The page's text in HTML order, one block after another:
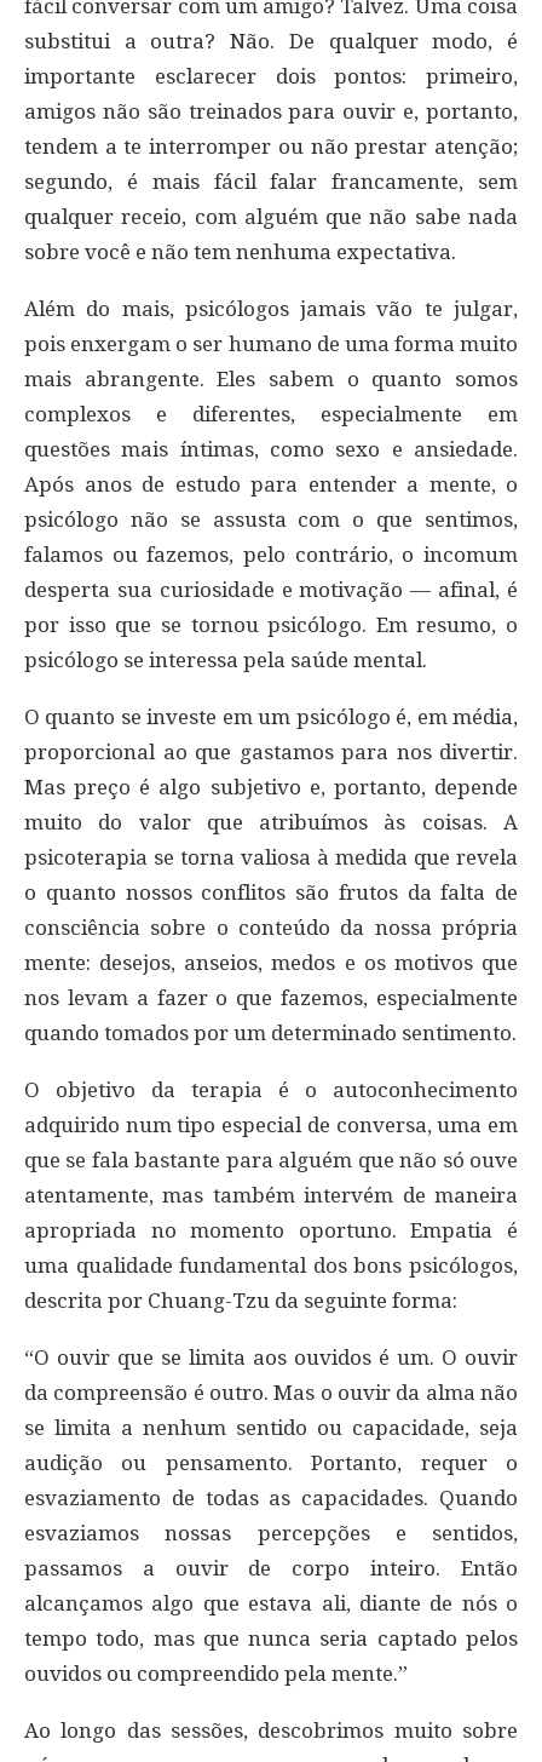
fácil conversar com um amigo? Talvez. Uma coisa
substitui a outra? Não. De qualquer modo, é
importante esclarecer dois pontos: primeiro,
amigos não são treinados para ouvir e, portanto,
tendem a te interromper ou não prestar atenção;
segundo, é mais fácil falar francamente, sem
qualquer receio, com alguém que não sabe nada
sobre você e não tem nenhuma expectativa.
Além do mais, psicólogos jamais vão te julgar,
pois enxergam o ser humano de uma forma muito
mais abrangente. Eles sabem o quanto somos
complexos e diferentes, especialmente em
questões mais íntimas, como sexo e ansiedade.
Após anos de estudo para entender a mente, o
psicólogo não se assusta com o que sentimos,
falamos ou fazemos, pelo contrário, o incomum
desperta sua curiosidade e motivação — afinal, é
por isso que se tornou psicólogo. Em resumo, o
psicólogo se interessa pela saúde mental.
O quanto se investe em um psicólogo é, em média,
proporcional ao que gastamos para nos divertir.
Mas preço é algo subjetivo e, portanto, depende
muito do valor que atribuímos às coisas. A
psicoterapia se torna valiosa à medida que revela
o quanto nossos conflitos são frutos da falta de
consciência sobre o conteúdo da nossa própria
mente: desejos, anseios, medos e os motivos que
nos levam a fazer o que fazemos, especialmente
quando tomados por um determinado sentimento.
O objetivo da terapia é o autoconhecimento
adquirido num tipo especial de conversa, uma em
que se fala bastante para alguém que não só ouve
atentamente, mas também intervém de maneira
apropriada no momento oportuno. Empatia é
uma qualidade fundamental dos bons psicólogos,
descrita por Chuang-Tzu da seguinte forma:
“O ouvir que se limita aos ouvidos é um. O ouvir
da compreensão é outro. Mas o ouvir da alma não
se limita a nenhum sentido ou capacidade, seja
audição ou pensamento. Portanto, requer o
esvaziamento de todas as capacidades. Quando
esvaziamos nossas percepções e sentidos,
passamos a ouvir de corpo inteiro. Então
alcançamos algo que estava ali, diante de nós o
tempo todo, mas que nunca seria captado pelos
ouvidos ou compreendido pela mente.”
Ao longo das sessões, descobrimos muito sobre